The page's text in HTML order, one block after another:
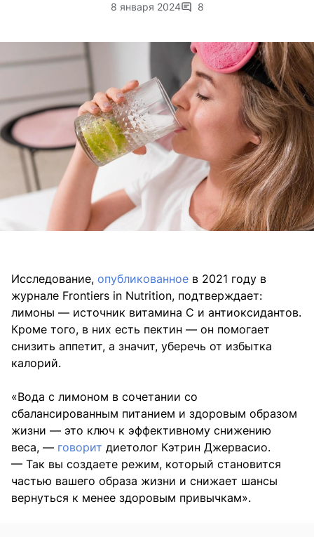
8 января 2024 8
Исследование, опубликованное в 2021 году в
журнале Frontiers in Nutrition, подтверждает:
лимоны — источник витамина С и антиоксидантов.
Кроме того, в них есть пектин — он помогает
снизить аппетит, а значит, уберечь от избытка
калорий.
«Вода с лимоном в сочетании со
сбалансированным питанием и здоровым образом
жизни — это ключ к эффективному снижению
веса, — говорит диетолог Кэтрин Джервасио.
— Так вы создаете режим, который становится
частью вашего образа жизни и снижает шансы
вернуться к менее здоровым привычкам».